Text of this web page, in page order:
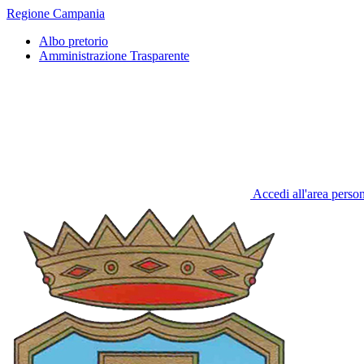
Regione Campania
Albo pretorio
Amministrazione Trasparente
Accedi all'area